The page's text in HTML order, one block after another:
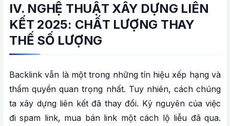
IV. NGHỆ THUẬT XÂY DỰNG LIÊN
KẾT 2025: CHẤT LƯỢNG THAY
THẾ SỐ LƯỢNG
Backlink vẫn là một trong những tín hiệu xếp hạng và
thẩm quyền quan trọng nhất. Tuy nhiên, cách chúng
ta xây dựng liên kết đã thay đổi. Kỷ nguyên của việc
đi spam link, mua bán link một cách lộ liễu đã qua.